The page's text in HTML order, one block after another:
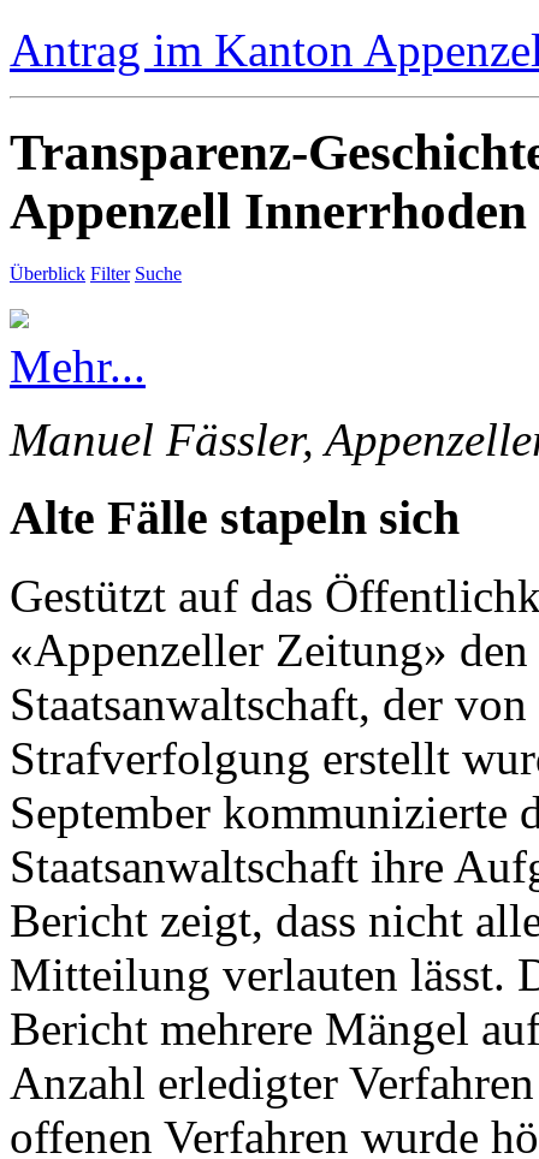
Antrag im Kanton
Transparenz-
Appenzell Innerrhoden
Überblick Filter Suche
Mehr...
Manuel Fässler,
Alte Fälle stapeln sich
Gestützt auf das
«Appenzeller Zeitung»
Staatsanwaltschaft, der
Strafverfolgung erstellt
September kommunizierte
Staatsanwaltschaft ihre
Bericht zeigt, dass nicht
Mitteilung verlauten lässt.
Bericht mehrere Mängel
Anzahl erledigter
offenen Verfahren wurde